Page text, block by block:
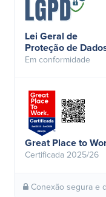
Lei Geral de
Proteção de
Em conformidade
Great Place to
Certificada 2025/26
Conexão segura e